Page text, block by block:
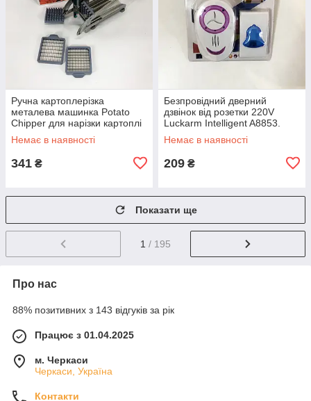
Ручна картоплерізка
металева машинка Potato
Chipper для нарізки картоплі
фрі UN12-15 MX-65
Немає в наявності
341 ₴
Безпровідний дверний
дзвінок від розетки 220V
Luckarm Intelligent A8853.
Колір рожевий DS-10
Немає в наявності
209 ₴
Показати ще
1 / 195
Про нас
88% позитивних з 143 відгуків за рік
Працює з 01.04.2025
м. Черкаси
Черкаси, Україна
Контакти